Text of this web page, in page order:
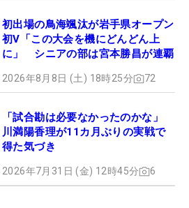
リス女子オープン」のマンデ
者推薦選考会）に出場する。
けると思います」。レギュラ
・臼杵孝志）
初出場の鳥海颯汰が岩手県オープン
初V「この大会を機にどんどん上
に」 シニアの部は宮本勝昌が連覇
2026年8月8日 (土) 18時25分 72
「試合勘は必要なかったのかな」
川満陽香理が11カ月ぶりの実戦で
得た気づき
2026年7月31日 (金) 12時45分 6